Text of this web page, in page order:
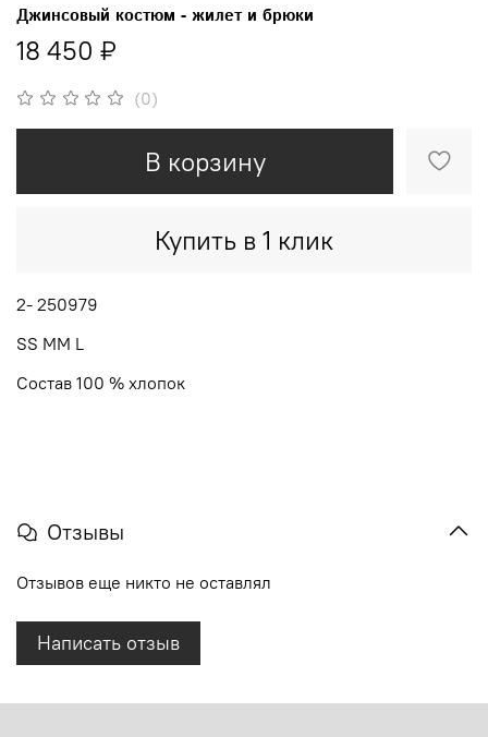
(0)
Джинсовый костюм - жилет и брюки
18 450 ₽
В корзину
Купить в 1 клик
2- 250979
SS MM L
Состав 100 % хлопок
Отзывы
Отзывов еще никто не оставлял
Написать отзыв